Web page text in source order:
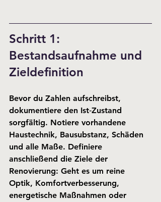
Schritt 1:
Bestandsaufnahme und
Zieldefinition
Bevor du Zahlen aufschreibst,
dokumentiere den Ist‑Zustand
sorgfältig. Notiere vorhandene
Haustechnik, Bausubstanz, Schäden
und alle Maße. Definiere
anschließend die Ziele der
Renovierung: Geht es um reine
Optik, Komfortverbesserung,
energetische Maßnahmen oder